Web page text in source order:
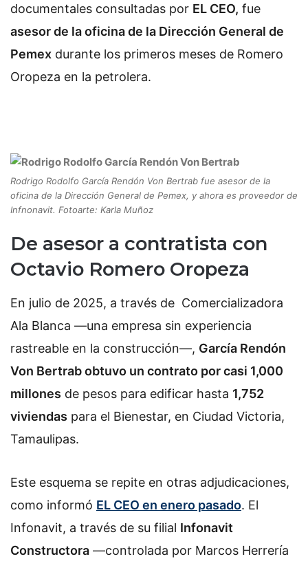
documentales consultadas por EL CEO, fue
asesor de la oficina de la Dirección General de
Pemex durante los primeros meses de Romero
Oropeza en la petrolera.
Rodrigo Rodolfo García Rendón Von Bertrab fue asesor de la
oficina de la Dirección General de Pemex, y ahora es proveedor de
Infnonavit. Fotoarte: Karla Muñoz
De asesor a contratista con
Octavio Romero Oropeza
En julio de 2025, a través de Comercializadora
Ala Blanca —una empresa sin experiencia
rastreable en la construcción—, García Rendón
Von Bertrab obtuvo un contrato por casi 1,000
millones de pesos para edificar hasta 1,752
viviendas para el Bienestar, en Ciudad Victoria,
Tamaulipas.
Este esquema se repite en otras adjudicaciones,
como informó EL CEO en enero pasado. El
Infonavit, a través de su filial Infonavit
Constructora —controlada por Marcos Herrería